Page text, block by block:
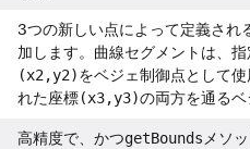
3つの新しい点によって定義され
加します。曲線セグメントは、
(x2,y2)をベジェ制御点として
れた座標(x3,y3)の両方を通るベ
高精度で、かつgetBounds メソ